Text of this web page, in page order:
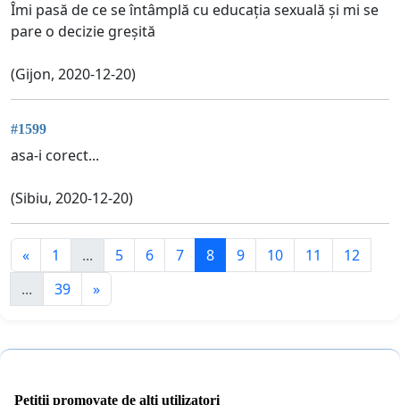
Îmi pasă de ce se întâmplă cu educația sexuală și mi se
pare o decizie greșită
(Gijon, 2020-12-20)
#1599
asa-i corect...
(Sibiu, 2020-12-20)
« 1 ... 5 6 7 8 9 10 11
12
...
39 »
Petiții promovate de alți utilizatori